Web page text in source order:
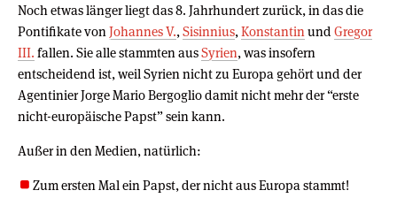
Noch etwas länger liegt das 8. Jahrhundert zurück, in das die
Pontifikate von Johannes V., Sisinnius, Konstantin und Gregor
III. fallen. Sie alle stammten ausSyrien, was insofern
entscheidend ist, weil Syrien nicht zu Europa gehört und der
Agentinier Jorge Mario Bergoglio damit nicht mehr der “erste
nicht-europäische Papst” sein kann.
Außer in den Medien, natürlich:
Zum ersten Mal ein Papst, der nicht aus Europa stammt!